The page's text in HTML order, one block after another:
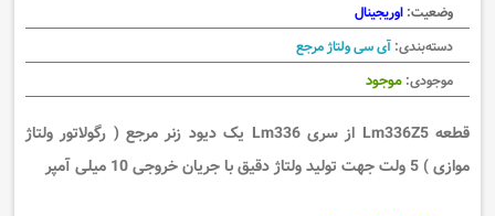
وضعیت: اوریجینال
دسته‌بندی: آی سی ولتاژ مرجع
موجودی: موجود
قطعه Lm336Z5 از سری Lm336 یکدیود زنر مرجع ( رگولاتور ولتاژ
موازی ) 5 ولت جهت تولید ولتاژ دقیق با جریان خروجی 10 میلی آمپر